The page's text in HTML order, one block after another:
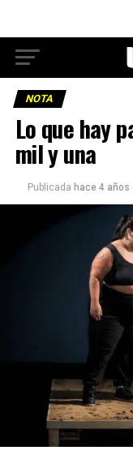
NOTA
Lo que hay
mil y una
Publicada hace 4 años